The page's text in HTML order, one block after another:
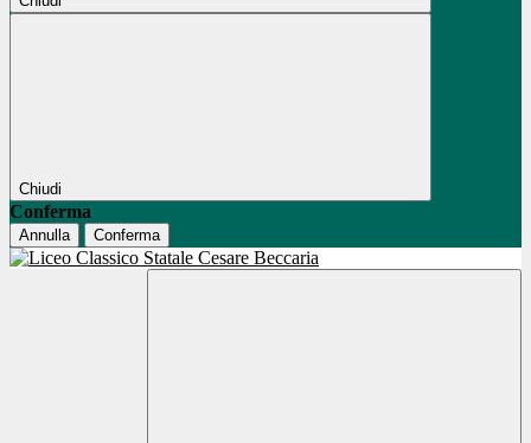
Chiudi
Conferma
Annulla Conferma